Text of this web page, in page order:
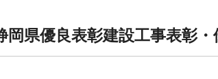
岡県優良表彰建設工事表彰